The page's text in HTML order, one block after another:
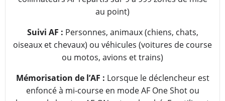
au point)
Suivi AF : Personnes, animaux (chiens, chats,
oiseaux et chevaux) ou véhicules (voitures de course
ou motos, avions et trains)
Mémorisation de l’AF : Lorsque le déclencheur est
enfoncé à mi-course en mode AF One Shot ou